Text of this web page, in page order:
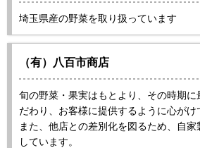
埼玉県産の野菜を取り扱っています
（有）八百市商店
旬の野菜・果実はもとより、その時期に
だわり、お客様に提供するように心がけ
また、他店との差別化を図るため、自
しています。